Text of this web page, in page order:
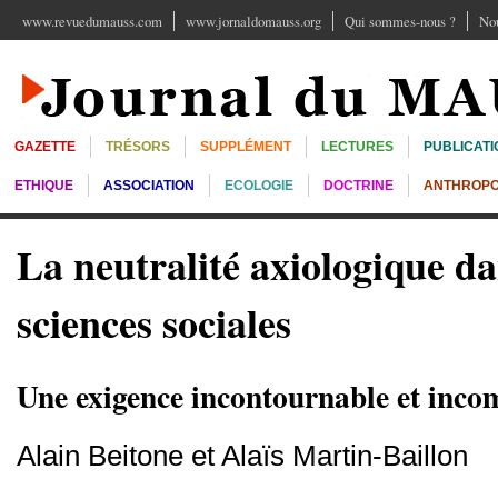
www.revuedumauss.com www.jornaldomauss.org Qui sommes-nous ?
GAZETTE TRÉSORS SUPPLÉMENT LECTURES
ETHIQUE ASSOCIATION ECOLOGIE DOCTRINE
La neutralité axiologique
sciences sociales
Une exigence incontournable et
Alain Beitone et Alaïs Martin-Baillon